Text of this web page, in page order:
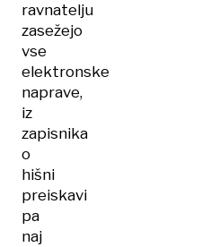
ravnatelju
zasežejo
vse
elektronske
naprave,
iz
zapisnika
o
hišni
preiskavi
pa
naj